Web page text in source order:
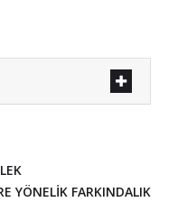
YÖNELİK FARKINDALIK